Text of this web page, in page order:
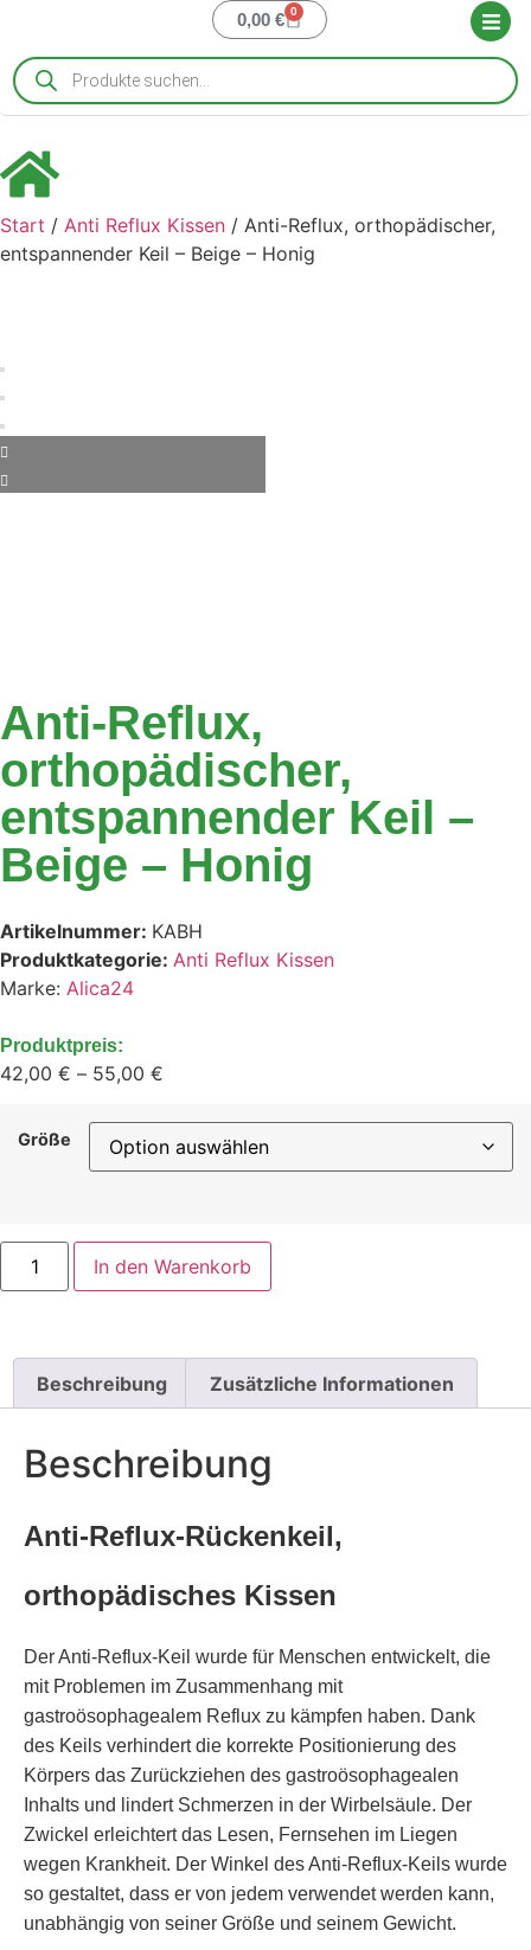
0,00€ 0
Start / Anti Reflux Kissen / Anti-Reflux, orthopädischer,
entspannender Keil – Beige – Honig
Anti-Reflux,
orthopädischer,
entspannender Keil –
Beige – Honig
Artikelnummer: KABH
Produktkategorie: Anti Reflux Kissen
Marke: Alica24
Produktpreis:
42,00 € – 55,00 €
Größe
In den Warenkorb
Beschreibung Zusätzliche Informationen
Beschreibung
Anti-Reflux-Rückenkeil,
orthopädisches Kissen
Der Anti-Reflux-Keil wurde für Menschen entwickelt, die
mit Problemen im Zusammenhang mit
gastroösophagealem Reflux zu kämpfen haben. Dank
des Keils verhindert die korrekte Positionierung des
Körpers das Zurückziehen des gastroösophagealen
Inhalts und lindert Schmerzen in der Wirbelsäule. Der
Zwickel erleichtert das Lesen, Fernsehen im Liegen
wegen Krankheit. Der Winkel des Anti-Reflux-Keils wurde
so gestaltet, dass er von jedem verwendet werden kann,
unabhängig von seiner Größe und seinem Gewicht.